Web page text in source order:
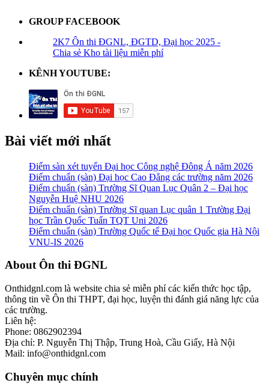
GROUP FACEBOOK
2K7 Ôn thi ĐGNL, ĐGTD, Đại học 2025 -
Chia sẻ Kho tài liệu miễn phí
KÊNH YOUTUBE:
Bài viết mới nhất
Điểm sàn xét tuyển Đại học Công nghệ Đông Á năm 2026
Điểm chuẩn (sàn) Đại học Cao Đẳng các trường năm 2026
Điểm chuẩn (sàn) Trường Sĩ Quan Lục Quân 2 – Đại học
Nguyễn Huệ NHU 2026
Điểm chuẩn (sàn) Trường Sĩ quan Lục quân 1 Trường Đại
học Trần Quốc Tuấn TQT Uni 2026
Điểm chuẩn (sàn) Trường Quốc tế Đại học Quốc gia Hà Nội
VNU-IS 2026
Footer
About Ôn thi ĐGNL
Onthidgnl.com là website chia sẻ miễn phí các kiến thức học tập,
thông tin về Ôn thi THPT, đại học, luyện thi đánh giá năng lực của
các trường.
Liên hệ:
Phone: 0862902394
Địa chỉ: P. Nguyễn Thị Thập, Trung Hoà, Cầu Giấy, Hà Nội
Mail: info@onthidgnl.com
Chuyên mục chính